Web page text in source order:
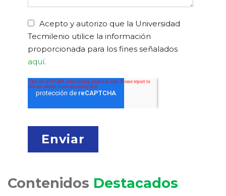
Acepto y autorizo que la Universidad
Tecmilenio utilice la información
proporcionada para los fines señalados
aquí.
Contenidos Destacados